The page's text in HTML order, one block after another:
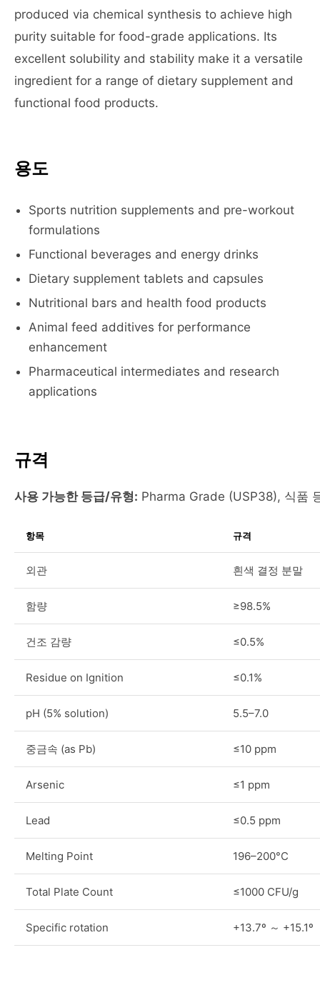
produced via chemical synthesis to achieve high
purity suitable for food-grade applications. Its
excellent solubility and stability make it a versatile
ingredient for a range of dietary supplement and
functional food products.
용도
Sports nutrition supplements and pre-workout
formulations
Functional beverages and energy drinks
Dietary supplement tablets and capsules
Nutritional bars and health food products
Animal feed additives for performance
enhancement
Pharmaceutical intermediates and research
applications
규격
사용 가능한 등급/유형: Pharma Grade (USP38), 식품
항목 규격
외관 흰색 결정 분말
함량 ≥98.5%
건조 감량 ≤0.5%
Residue on Ignition ≤0.1%
pH (5% solution) 5.5–7.0
중금속 (as Pb) ≤10 ppm
Arsenic ≤1 ppm
Lead ≤0.5 ppm
Melting Point 196–200°C
Total Plate Count ≤1000 CFU/g
Specific rotation +13.7º ～ +15.1º